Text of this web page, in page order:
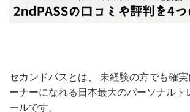
セカンドパスとは、 未経験の方でも確
ーナーになれる日本最大のパーソナルト
ールです。